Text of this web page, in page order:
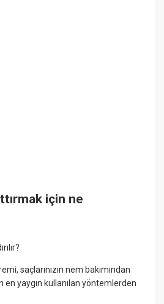
için ne
saçlarınızın nem bakımından
en yaygın kullanılan yöntemlerden